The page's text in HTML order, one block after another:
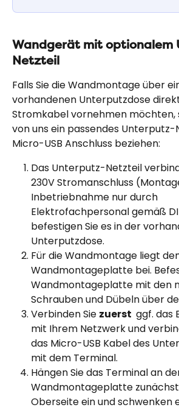
Wandgerät mit optionalem
Netzteil
Falls Sie die Wandmontage über
vorhandenen Unterputzdose
Stromkabel vornehmen möchten,
von uns ein passendes
Micro-USB Anschluss beziehen:
Das Unterputz-Netzteil
230V Stromanschluss
Inbetriebnahme nur durch
Elektrofachpersonal gemäß
befestigen Sie es in der
Unterputzdose.
Für die Wandmontage liegt
Wandmontageplatte bei.
Wandmontageplatte mit den
Schrauben und Dübeln über
Verbinden Sie zuerst ggf. das
mit Ihrem Netzwerk und
das Micro-USB Kabel des
mit dem Terminal.
Hängen Sie das Terminal an
Wandmontageplatte
Oberseite ein und schwenken